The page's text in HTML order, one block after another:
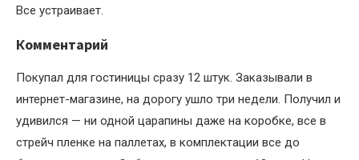
Все устраивает.
Комментарий
Покупал для гостиницы сразу 12 штук. Заказывали в
интернет-магазине, на дорогу ушло три недели. Получил и
удивился — ни одной царапины даже на коробке, все в
стрейч пленке на паллетах, в комплектации все до